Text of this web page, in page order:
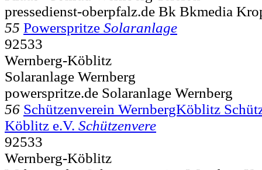
pressedienst-oberpfalz.de Bk Bkmedia
55 Powerspritze Solaranlage
92533
Wernberg-Köblitz
Solaranlage Wernberg
powerspritze.de Solaranlage Wernberg
56 Schützenverein WernbergKöblitz
Köblitz e.V. Schützenvere
92533
Wernberg-Köblitz